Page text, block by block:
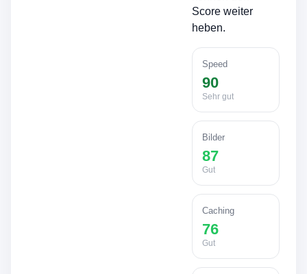
Score weiter
heben.
Speed
90
Sehr gut
Bilder
87
Gut
Caching
76
Gut